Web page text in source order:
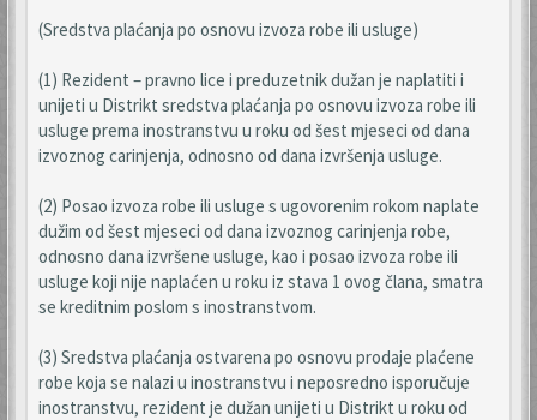
(Sredstva plaćanja po osnovu izvoza robe ili usluge)
(1) Rezident – pravno lice i preduzetnik dužan je naplatiti i
unijeti u Distrikt sredstva plaćanja po osnovu izvoza robe ili
usluge prema inostranstvu u roku od šest mjeseci od dana
izvoznog carinjenja, odnosno od dana izvršenja usluge.
(2) Posao izvoza robe ili usluge s ugovorenim rokom naplate
dužim od šest mjeseci od dana izvoznog carinjenja robe,
odnosno dana izvršene usluge, kao i posao izvoza robe ili
usluge koji nije naplaćen u roku iz stava 1 ovog člana, smatra
se kreditnim poslom s inostranstvom.
(3) Sredstva plaćanja ostvarena po osnovu prodaje plaćene
robe koja se nalazi u inostranstvu i neposredno isporučuje
inostranstvu, rezident je dužan unijeti u Distrikt u roku od